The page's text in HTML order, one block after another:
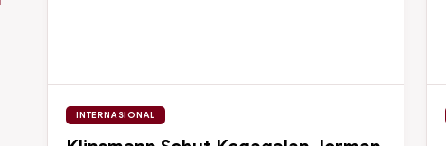
INTERNASIONAL